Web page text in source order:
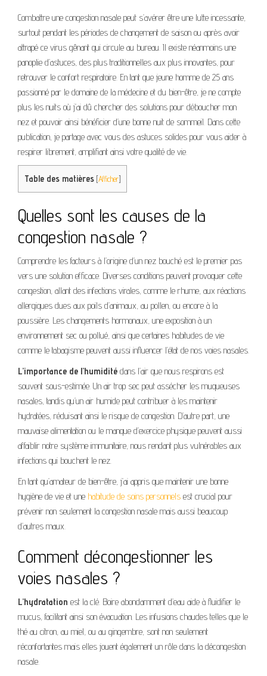
Combattre une congestion nasale peut s’avérer être une lutte incessante,
surtout pendant les périodes de changement de saison ou après avoir
attrapé ce virus gênant qui circule au bureau. Il existe néanmoins une
panoplie d’astuces, des plus traditionnelles aux plus innovantes, pour
retrouver le confort respiratoire. En tant que jeune homme de 25 ans
passionné par le domaine de la médecine et du bien-être, je ne compte
plus les nuits où j’ai dû chercher des solutions pour déboucher mon
nez et pouvoir ainsi bénéficier d’une bonne nuit de sommeil. Dans cette
publication, je partage avec vous des astuces solides pour vous aider à
respirer librement, amplifiant ainsi votre qualité de vie.
Table des matières [Afficher]
Quelles sont les causes de la
congestion nasale ?
Comprendre les facteurs à l’origine d’un nez bouché est le premier pas
vers une solution efficace. Diverses conditions peuvent provoquer cette
congestion, allant des infections virales, comme le rhume, aux réactions
allergiques dues aux poils d’animaux, au pollen, ou encore à la
poussière. Les changements hormonaux, une exposition à un
environnement sec ou pollué, ainsi que certaines habitudes de vie
comme le tabagisme peuvent aussi influencer l’état de nos voies nasales.
L’importance de l’humidité dans l’air que nous respirons est
souvent sous-estimée. Un air trop sec peut assécher les muqueuses
nasales, tandis qu’un air humide peut contribuer à les maintenir
hydratées, réduisant ainsi le risque de congestion. D’autre part, une
mauvaise alimentation ou le manque d’exercice physique peuvent aussi
affaiblir notre système immunitaire, nous rendant plus vulnérables aux
infections qui bouchent le nez.
En tant qu’amateur de bien-être, j’ai appris que maintenir une bonne
hygiène de vie et une habitude de soins personnels est crucial pour
prévenir non seulement la congestion nasale mais aussi beaucoup
d’autres maux.
Comment décongestionner les
voies nasales ?
L’hydratation est la clé. Boire abondamment d’eau aide à fluidifier le
mucus, facilitant ainsi son évacuation. Les infusions chaudes telles que le
thé au citron, au miel, ou au gingembre, sont non seulement
réconfortantes mais elles jouent également un rôle dans la décongestion
nasale.